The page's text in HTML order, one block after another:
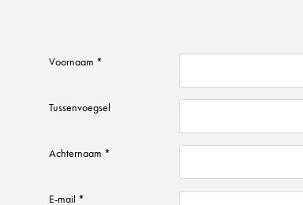
Voornaam *
Tussenvoegsel
Achternaam *
E-mail *